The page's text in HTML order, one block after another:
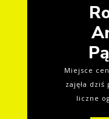
Miejsce
zajęła
liczne